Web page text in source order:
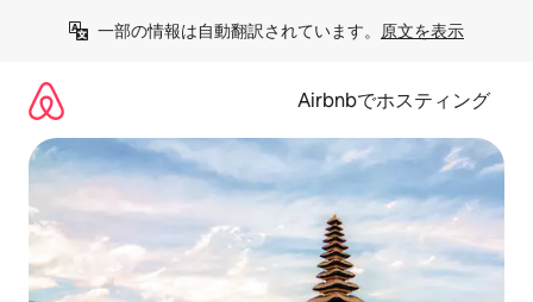
一部の情報は自動翻訳されています。 原文を表示
Airbnbでホスティング